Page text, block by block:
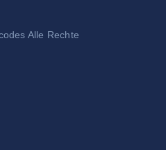
Alle Rechte